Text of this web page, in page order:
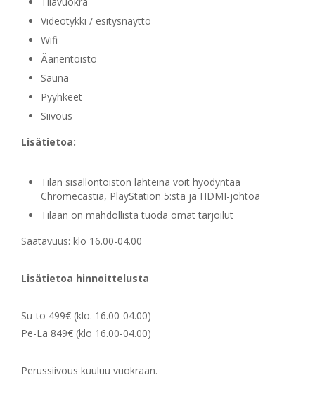
Videotykki / esitysnäyttö
Wifi
Äänentoisto
Sauna
Pyyhkeet
Siivous
Lisätietoa:
Tilan sisällöntoiston lähteinä voit hyödyntää
Chromecastia, PlayStation 5:sta ja HDMI-johtoa
Tilaan on mahdollista tuoda omat tarjoilut
Saatavuus: klo 16.00-04.00
Lisätietoa hinnoittelusta
Su-to 499€ (klo. 16.00-04.00)
Pe-La 849€ (klo 16.00-04.00)
Perussiivous kuuluu vuokraan.